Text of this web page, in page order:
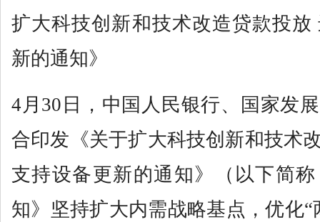
扩大科技创新和技术改造贷款投放
新的通知》
4月30日，中国人民银行、国家发
合印发《关于扩大科技创新和技术
支持设备更新的通知》（以下简
知》坚持扩大内需战略基点，优化